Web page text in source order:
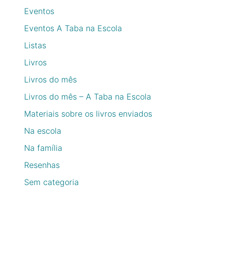
Eventos
Eventos A Taba na Escola
Listas
Livros
Livros do mês
Livros do mês – A Taba na Escola
Materiais sobre os livros enviados
Na escola
Na família
Resenhas
Sem categoria